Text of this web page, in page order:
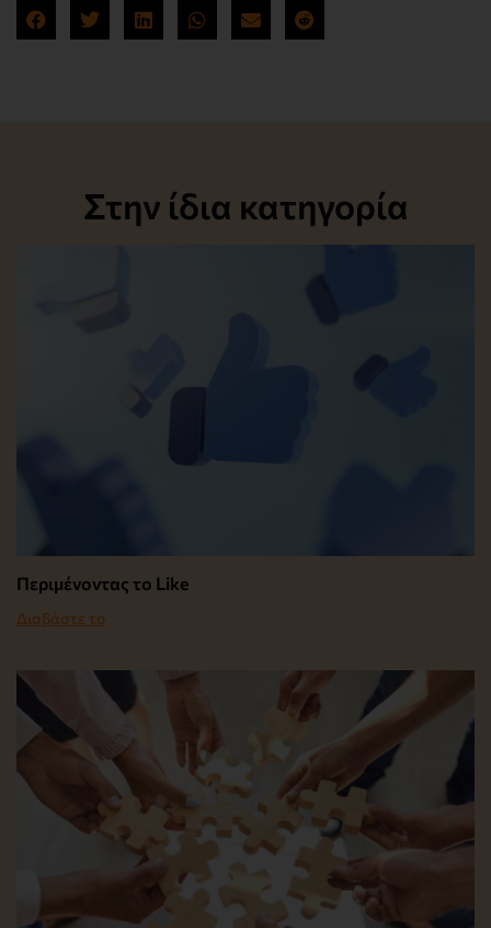
Στην ίδια κατηγορία
Περιμένοντας το Like
Διαβάστε το